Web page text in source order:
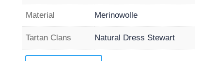
Material Merinowolle
Tartan Clans Natural Dress Stewart